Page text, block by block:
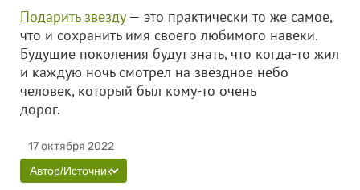
Подарить звезду— это практически то же самое,
что и сохранить имя своего любимого навеки.
Будущие поколения будут знать, что когда-то жил
и каждую ночь смотрел на звёздное небо
человек, который был кому-то очень
дорог.
17 октября 2022
Автор/Источник